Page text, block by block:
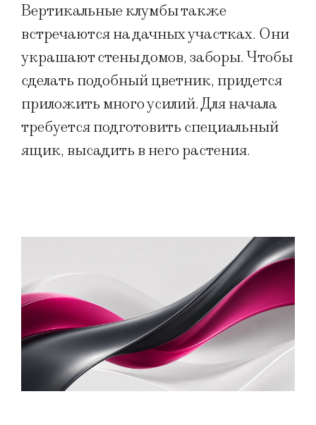
Вертикальные клумбы также
встречаются на дачных участках. Они
украшают стены домов, заборы. Чтобы
сделать подобный цветник, придется
приложить много усилий. Для начала
требуется подготовить специальный
ящик, высадить в него растения.